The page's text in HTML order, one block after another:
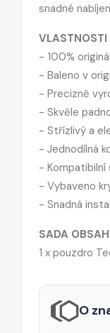
snadné
VLASTNOSTI
- 100% originál
- Baleno v
- Precizně
- Skvěle
- Střízlivý a
- Jednodílná
- Kompatibilní
- Vybaveno
- Snadná
SADA
1 x pouzdro
O